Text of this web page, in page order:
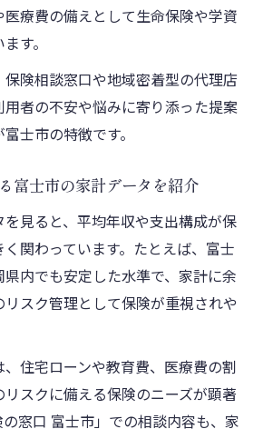
富士市での暮らしに与える長期
家計と保険料見直しの重要ポイ
保険の関係性を分かりやすく解
市の生活環境の関係をわかりや
活する上で保険が果たす役割を
が富士市の家計管理とどう結び
情に基づいた保険選びのコツ
用が富士市の安心な生活に繋がる
療費の備えとして生命保険や学資
す。
保険相談窓口や地域密着型の代理店
者の不安や悩みに寄り添った提案
士市の特徴です。
富士市の家計データを紹介
見ると、平均年収や支出構成が保
関わっています。たとえば、富士
内でも安定した水準で、家計に余
スク管理として保険が重視されや
住宅ローンや教育費、医療費の割
スクに備える保険のニーズが顕著
窓口 富士市」での相談内容も、家